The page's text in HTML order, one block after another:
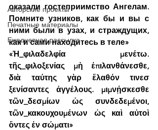
Авторские проекты
Печатные материалы
Ежедневная рассылка
оказали гостеприимство Ангелам.
Помните узников, как бы и вы с
ними были в узах, и страждущих,
как и сами находитесь в теле»
«Ἡ_φιλαδελφία μενέτω.
τῆς_φιλοξενίας μὴ ἐπιλανθάνεσθε,
διὰ ταύτης γὰρ ἔλαθόν τινεσ
ξενίσαντες ἀγγέλους. μιμνῄσκεσθε
τῶν_δεσμίων ὡς συνδεδεμένοι,
τῶν_κακουχουμένων ὡς καὶ αὐτοὶ
ὄντες ἐν σώματι»